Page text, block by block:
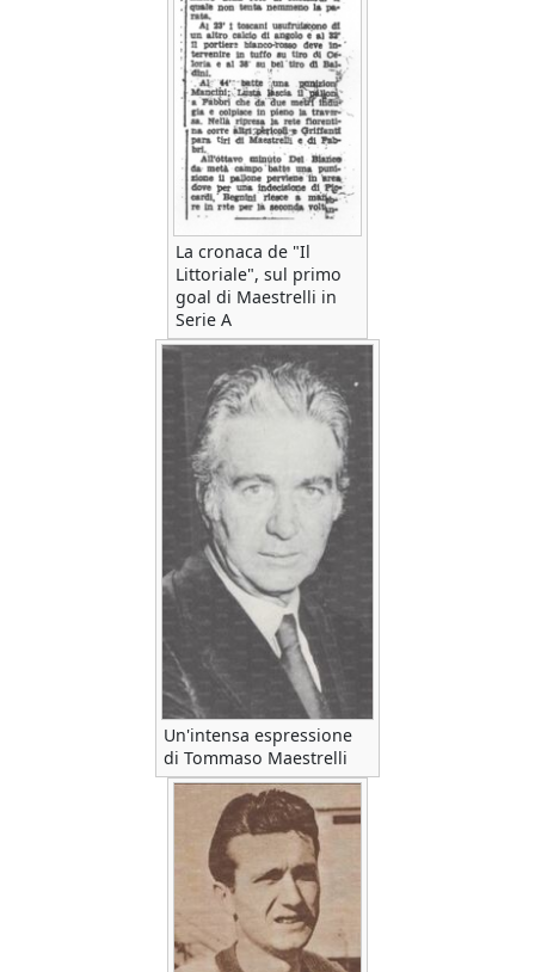
La cronaca de "Il
Littoriale", sul primo
goal di Maestrelli in
Serie A
Un'intensa espressione
di Tommaso Maestrelli